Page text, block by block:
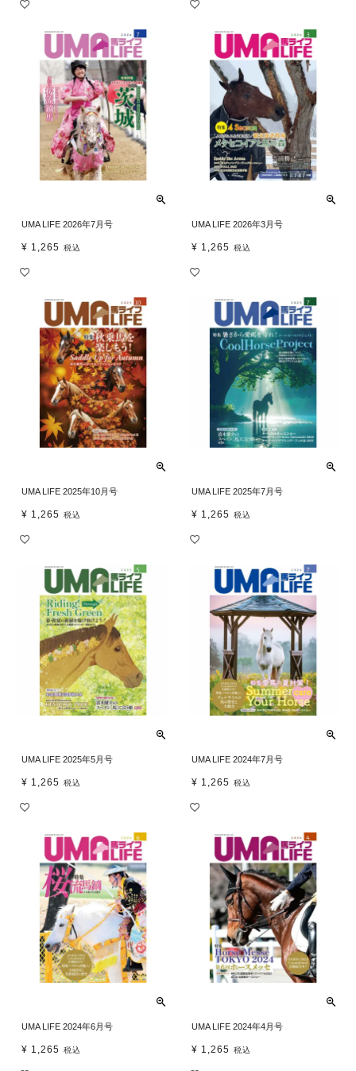
UMA LIFE 2026年7月号
¥ 1,265 税込
UMA LIFE 2026年3月号
¥ 1,265 税込
UMA LIFE 2025年10月号
¥ 1,265 税込
UMA LIFE 2025年7月号
¥ 1,265 税込
UMA LIFE 2025年5月号
¥ 1,265 税込
UMA LIFE 2024年7月号
¥ 1,265 税込
UMA LIFE 2024年6月号
¥ 1,265 税込
UMA LIFE 2024年4月号
¥ 1,265 税込